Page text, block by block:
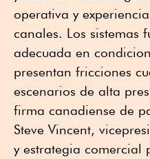
operativa y
canales. Los sistemas
adecuada en
presentan fricciones
escenarios de alta
firma canadiense de
Steve Vincent,
y estrategia comercial